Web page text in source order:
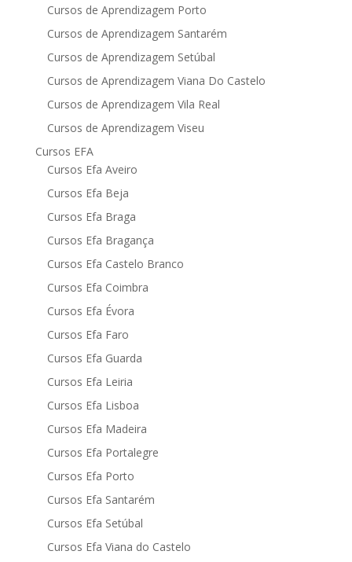
Cursos de Aprendizagem Porto
Cursos de Aprendizagem Santarém
Cursos de Aprendizagem Setúbal
Cursos de Aprendizagem Viana Do Castelo
Cursos de Aprendizagem Vila Real
Cursos de Aprendizagem Viseu
Cursos EFA
Cursos Efa Aveiro
Cursos Efa Beja
Cursos Efa Braga
Cursos Efa Bragança
Cursos Efa Castelo Branco
Cursos Efa Coimbra
Cursos Efa Évora
Cursos Efa Faro
Cursos Efa Guarda
Cursos Efa Leiria
Cursos Efa Lisboa
Cursos Efa Madeira
Cursos Efa Portalegre
Cursos Efa Porto
Cursos Efa Santarém
Cursos Efa Setúbal
Cursos Efa Viana do Castelo